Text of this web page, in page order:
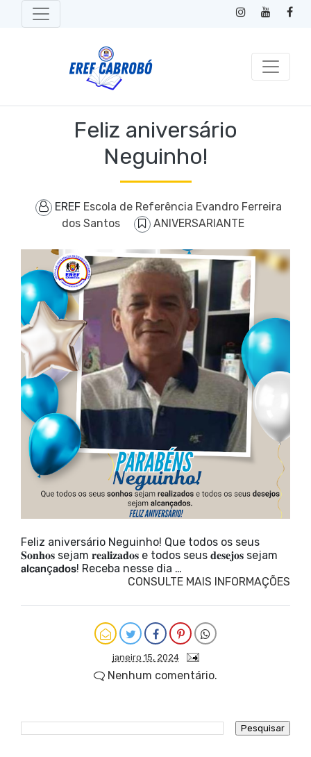
Feliz aniversário
Neguinho!
EREF Escola de Referência Evandro Ferreira
dos Santos
ANIVERSARIANTE
Feliz aniversário Neguinho! Que todos os seus
𝐒𝐨𝐧𝐡𝐨𝐬 sejam 𝐫𝐞𝐚𝐥𝐢𝐳𝐚𝐝𝐨𝐬 e todos seus 𝐝𝐞𝐬𝐞𝐣𝐨𝐬 sejam
𝗮𝗹𝗰𝗮𝗻ç𝗮𝗱𝗼𝘀! Receba nesse dia …
CONSULTE MAIS INFORMAÇÕES
janeiro 15, 2024
Nenhum comentário.